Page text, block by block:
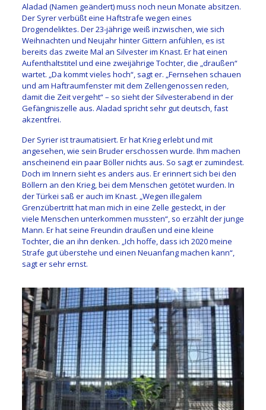
Aladad (Namen geändert) muss noch neun Monate absitzen.
Der Syrer verbüßt eine Haftstrafe wegen eines
Drogendeliktes. Der 23-jährige weiß inzwischen, wie sich
Weihnachten und Neujahr hinter Gittern anfühlen, es ist
bereits das zweite Mal an Silvester im Knast. Er hat einen
Aufenthaltstitel und eine zweijährige Tochter, die „draußen“
wartet. „Da kommt vieles hoch“, sagt er. „Fernsehen schauen
und am Haftraumfenster mit dem Zellengenossen reden,
damit die Zeit vergeht“ – so sieht der Silvesterabend in der
Gefängniszelle aus. Aladad spricht sehr gut deutsch, fast
akzentfrei.
Der Syrier ist traumatisiert. Er hat Krieg erlebt und mit
angesehen, wie sein Bruder erschossen wurde. Ihm machen
anscheinend ein paar Böller nichts aus. So sagt er zumindest.
Doch im Innern sieht es anders aus. Er erinnert sich bei den
Böllern an den Krieg, bei dem Menschen getötet wurden. In
der Türkei saß er auch im Knast. „Wegen illegalem
Grenzübertritt hat man mich in eine Zelle gesteckt, in der
viele Menschen unterkommen mussten“, so erzählt der junge
Mann. Er hat seine Freundin draußen und eine kleine
Tochter, die an ihn denken. „Ich hoffe, dass ich 2020 meine
Strafe gut überstehe und einen Neuanfang machen kann“,
sagt er sehr ernst.